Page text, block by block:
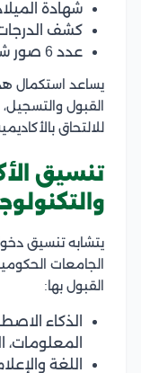
شهادة
كشف
عدد 6 صور شخصية حديثة.
يساعد استكمال
القبول
للالتحاق
تنسيق
يتشابه تنسيق
الجامعات
القبول بها:
الذكاء
المعلومات،
اللغة والإعلام: